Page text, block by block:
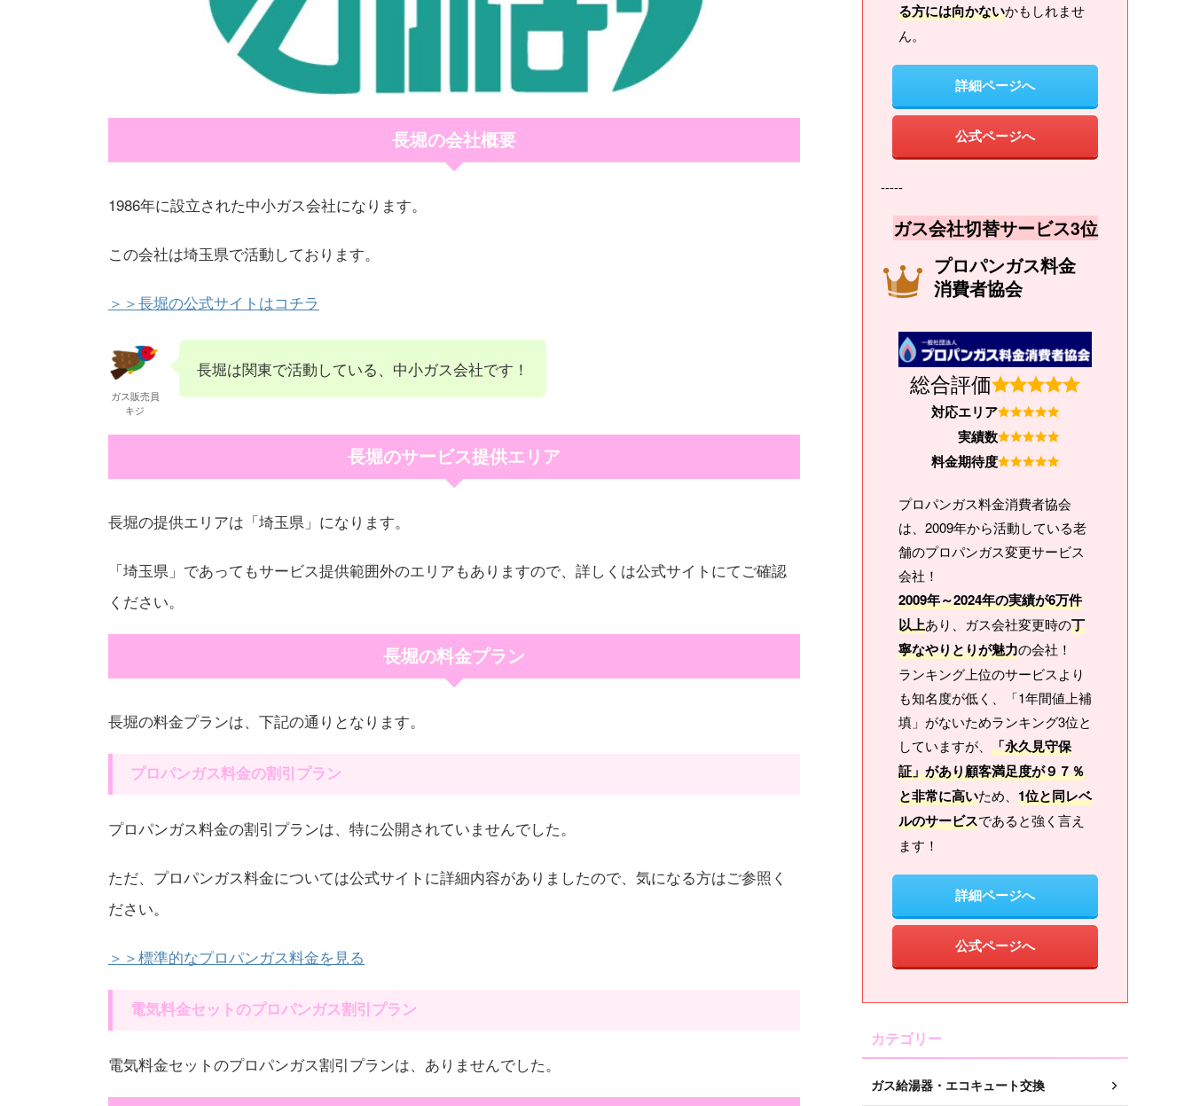
長堀の会社概要
1986年に設立された中小ガス会社になります。
この会社は埼玉県で活動しております。
＞＞長堀の公式サイトはコチラ
ガス販売員
キジ
長堀は関東で活動している、中小ガス会社です！
長堀のサービス提供エリア
長堀の提供エリアは「埼玉県」になります。
「埼玉県」であってもサービス提供範囲外のエリアもありますので、詳しくは公式サイトにてご確認
ください。
長堀の料金プラン
長堀の料金プランは、下記の通りとなります。
プロパンガス料金の割引プラン
プロパンガス料金の割引プランは、特に公開されていませんでした。
ただ、プロパンガス料金については公式サイトに詳細内容がありましたので、気になる方はご参照く
ださい。
＞＞標準的なプロパンガス料金を見る
電気料金セットのプロパンガス割引プラン
電気料金セットのプロパンガス割引プランは、ありませんでした。
る方には向かないかもしれませ
ん。
詳細ページへ
公式ページへ
-----
ガス会社切替サービス3位
プロパンガス料金
消費者協会
総合評価
対応エリア
実績数
料金期待度
プロパンガス料金消費者協会
は、2009年から活動している老
舗のプロパンガス変更サービス
会社！
2009年～2024年の実績が6万件
以上あり、ガス会社変更時の丁
寧なやりとりが魅力の会社！
ランキング上位のサービスより
も知名度が低く、「1年間値上補
填」がないためランキング3位と
していますが、 「永久見守保
証」があり顧客満足度が９７％
と非常に高いため、 1位と同レベ
ルのサービスであると強く言え
ます！
詳細ページへ
公式ページへ
カテゴリー
ガス給湯器・エコキュート交換